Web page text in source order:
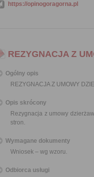
https://opinogoragorna.pl
REZYGNACJA Z
Ogólny opis
REZYGNACJA Z UMOWY
Opis skrócony
Rezygnacja z umowy
stron.
Wymagane dokumenty
Wniosek – wg wzoru.
Odbiorca usługi